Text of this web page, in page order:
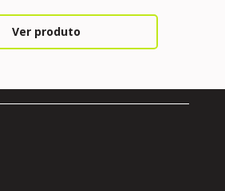
Ver produto